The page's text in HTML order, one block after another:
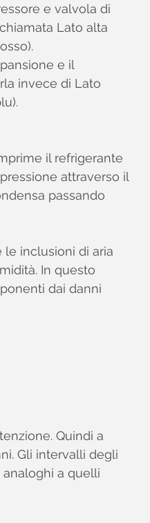
e valvola di
Lato alta
e il
invece di Lato
il refrigerante
attraverso il
passando
le inclusioni di aria
In questo
dai danni
Quindi a
Gli intervalli degli
a quelli